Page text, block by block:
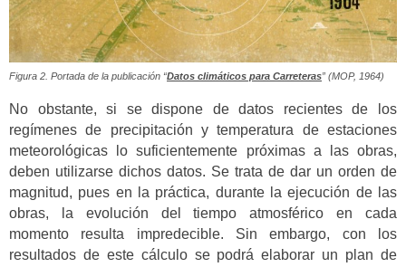
Figura 2. Portada de la publicación “Datos climáticos para Carreteras” (MOP, 1964)
No obstante, si se dispone de datos recientes de los
regímenes de precipitación y temperatura de estaciones
meteorológicas lo suficientemente próximas a las obras,
deben utilizarse dichos datos. Se trata de dar un orden de
magnitud, pues en la práctica, durante la ejecución de las
obras, la evolución del tiempo atmosférico en cada
momento resulta impredecible. Sin embargo, con los
resultados de este cálculo se podrá elaborar un plan de